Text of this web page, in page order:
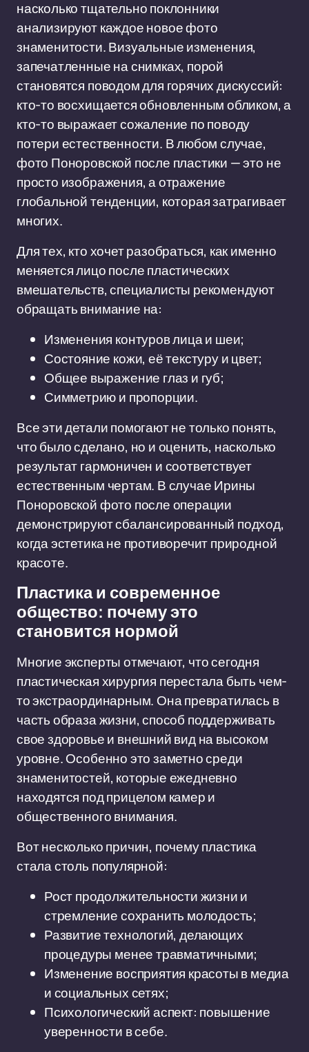
насколько тщательно поклонники
анализируют каждое новое фото
знаменитости. Визуальные изменения,
запечатленные на снимках, порой
становятся поводом для горячих дискуссий:
кто-то восхищается обновленным обликом, а
кто-то выражает сожаление по поводу
потери естественности. В любом случае,
фото Поноровской после пластики — это не
просто изображения, а отражение
глобальной тенденции, которая затрагивает
многих.
Для тех, кто хочет разобраться, как именно
меняется лицо после пластических
вмешательств, специалисты рекомендуют
обращать внимание на:
Изменения контуров лица и шеи;
Состояние кожи, её текстуру и цвет;
Общее выражение глаз и губ;
Симметрию и пропорции.
Все эти детали помогают не только понять,
что было сделано, но и оценить, насколько
результат гармоничен и соответствует
естественным чертам. В случае Ирины
Поноровской фото после операции
демонстрируют сбалансированный подход,
когда эстетика не противоречит природной
красоте.
Пластика и современное
общество: почему это
становится нормой
Многие эксперты отмечают, что сегодня
пластическая хирургия перестала быть чем-
то экстраординарным. Она превратилась в
часть образа жизни, способ поддерживать
свое здоровье и внешний вид на высоком
уровне. Особенно это заметно среди
знаменитостей, которые ежедневно
находятся под прицелом камер и
общественного внимания.
Вот несколько причин, почему пластика
стала столь популярной:
Рост продолжительности жизни и
стремление сохранить молодость;
Развитие технологий, делающих
процедуры менее травматичными;
Изменение восприятия красоты в медиа
и социальных сетях;
Психологический аспект: повышение
уверенности в себе.